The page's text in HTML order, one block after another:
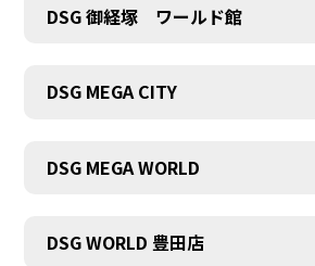
DSG 御経塚 ワールド館
DSG MEGA CITY
DSG MEGA WORLD
DSG WORLD 豊田店